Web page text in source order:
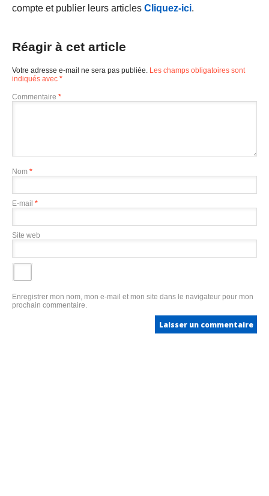
compte et publier leurs articles Cliquez-ici.
Réagir à cet article
Votre adresse e-mail ne sera pas publiée. Les champs obligatoires sont
indiqués avec *
Commentaire *
Nom *
E-mail *
Site web
Enregistrer mon nom, mon e-mail et mon site dans le navigateur pour mon
prochain commentaire.